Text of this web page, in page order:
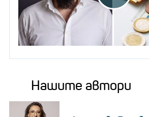
Нашите автори